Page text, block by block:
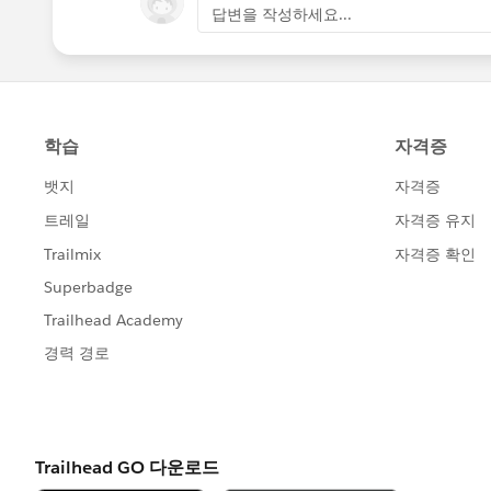
답변을 작성하세요...